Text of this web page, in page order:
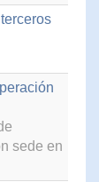
sede en